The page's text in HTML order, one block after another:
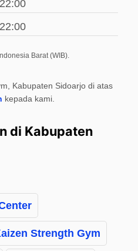
Barat (WIB).
Kabupaten Sidoarjo di atas
kepada kami.
di Kabupaten
Strength Gym